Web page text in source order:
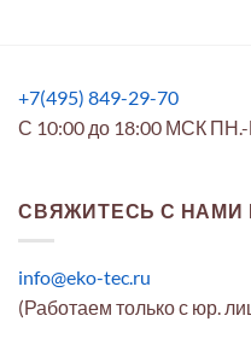
+7(495) 849-29-70
С 10:00 до 18:00 МСК
СВЯЖИТЕСЬ С НАМИ
info@eko-tec.ru
(Работаем только с юр.